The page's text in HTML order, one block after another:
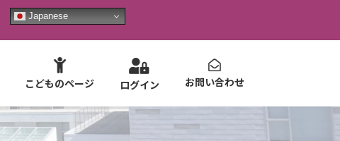
Japanese
こどものページ ログイン お問い合わせ